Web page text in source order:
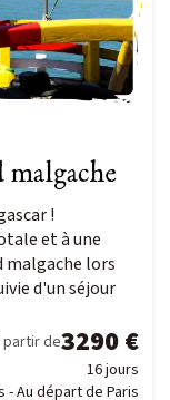
malgache
!
et à une
malgache lors
d'un séjour
partir de3290 €
16 jours
- Au départ de Paris